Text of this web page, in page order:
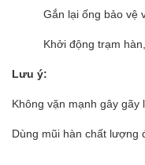
Gắn lại ống bảo vệ
Khởi động trạm
Lưu ý:
Không vặn mạnh gây gãy
Dùng mũi hàn chất lượng